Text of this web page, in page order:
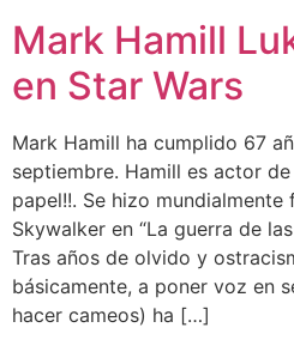
Mark Hamill
en Star Wars
Mark Hamill ha cumplido 67
septiembre. Hamill es actor
papel!!. Se hizo
Skywalker en “La guerra de
Tras años de olvido y
básicamente, a poner voz en
hacer cameos) ha […]